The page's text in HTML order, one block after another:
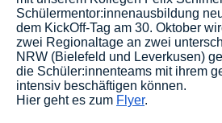
Schülermentor:innenausbildung
dem KickOff-Tag am 30. Oktober
zwei Regionaltage an zwei
NRW (Bielefeld und Leverkusen)
die Schüler:innenteams mit ihrem
intensiv beschäftigen können.
Hier geht es zum Flyer.